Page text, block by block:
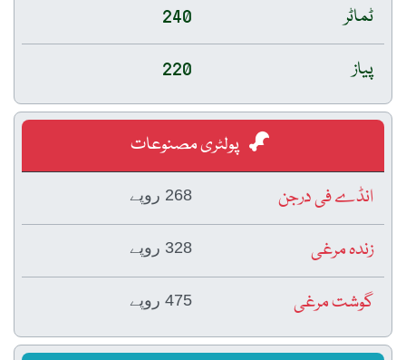
ٹماٹر
240
پیاز
220
پولٹری مصنوعات
انڈے فی درجن
268 روپے
زندہ مرغی 328 روپے
گوشت مرغی 475 روپے